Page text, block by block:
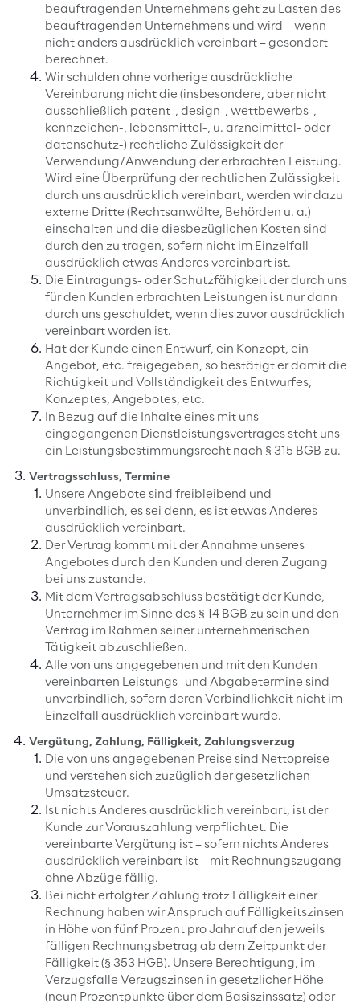
beauftragenden Unternehmens geht zu Lasten des
beauftragenden Unternehmens und wird – wenn
nicht anders ausdrücklich vereinbart – gesondert
berechnet.
Wir schulden ohne vorherige ausdrückliche
Vereinbarung nicht die (insbesondere, aber nicht
ausschließlich patent-, design-, wettbewerbs-,
kennzeichen-, lebensmittel-, u. arzneimittel- oder
datenschutz-) rechtliche Zulässigkeit der
Verwendung/Anwendung der erbrachten Leistung.
Wird eine Überprüfung der rechtlichen Zulässigkeit
durch uns ausdrücklich vereinbart, werden wir dazu
externe Dritte (Rechtsanwälte, Behörden u. a.)
einschalten und die diesbezüglichen Kosten sind
durch den zu tragen, sofern nicht im Einzelfall
ausdrücklich etwas Anderes vereinbart ist.
Die Eintragungs- oder Schutzfähigkeit der durch uns
für den Kunden erbrachten Leistungen ist nur dann
durch uns geschuldet, wenn dies zuvor ausdrücklich
vereinbart worden ist.
Hat der Kunde einen Entwurf, ein Konzept, ein
Angebot, etc. freigegeben, so bestätigt er damit die
Richtigkeit und Vollständigkeit des Entwurfes,
Konzeptes, Angebotes, etc.
In Bezug auf die Inhalte eines mit uns
eingegangenen Dienstleistungsvertrages steht uns
ein Leistungsbestimmungsrecht nach § 315 BGB zu.
Vertragsschluss, Termine
Unsere Angebote sind freibleibend und
unverbindlich, es sei denn, es ist etwas Anderes
ausdrücklich vereinbart.
Der Vertrag kommt mit der Annahme unseres
Angebotes durch den Kunden und deren Zugang
bei uns zustande.
Mit dem Vertragsabschluss bestätigt der Kunde,
Unternehmer im Sinne des § 14 BGB zu sein und den
Vertrag im Rahmen seiner unternehmerischen
Tätigkeit abzuschließen.
Alle von uns angegebenen und mit den Kunden
vereinbarten Leistungs- und Abgabetermine sind
unverbindlich, sofern deren Verbindlichkeit nicht im
Einzelfall ausdrücklich vereinbart wurde.
Vergütung, Zahlung, Fälligkeit, Zahlungsverzug
Die von uns angegebenen Preise sind Nettopreise
und verstehen sich zuzüglich der gesetzlichen
Umsatzsteuer.
Ist nichts Anderes ausdrücklich vereinbart, ist der
Kunde zur Vorauszahlung verpflichtet. Die
vereinbarte Vergütung ist – sofern nichts Anderes
ausdrücklich vereinbart ist – mit Rechnungszugang
ohne Abzüge fällig.
Bei nicht erfolgter Zahlung trotz Fälligkeit einer
Rechnung haben wir Anspruch auf Fälligkeitszinsen
in Höhe von fünf Prozent pro Jahr auf den jeweils
fälligen Rechnungsbetrag ab dem Zeitpunkt der
Fälligkeit (§ 353 HGB). Unsere Berechtigung, im
Verzugsfalle Verzugszinsen in gesetzlicher Höhe
(neun Prozentpunkte über dem Basiszinssatz) oder